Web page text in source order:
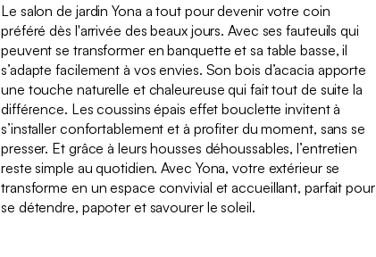
Le salon de jardin Yona a tout pour devenir votre coin
préféré dès l'arrivée des beaux jours. Avec ses fauteuils qui
peuvent se transformer en banquette et sa table basse, il
s’adapte facilement à vos envies. Son bois d’acacia apporte
une touche naturelle et chaleureuse qui fait tout de suite la
différence. Les coussins épais effet bouclette invitent à
s’installer confortablement et à profiter du moment, sans se
presser. Et grâce à leurs housses déhoussables, l’entretien
reste simple au quotidien. Avec Yona, votre extérieur se
transforme en un espace convivial et accueillant, parfait pour
se détendre, papoter et savourer le soleil.